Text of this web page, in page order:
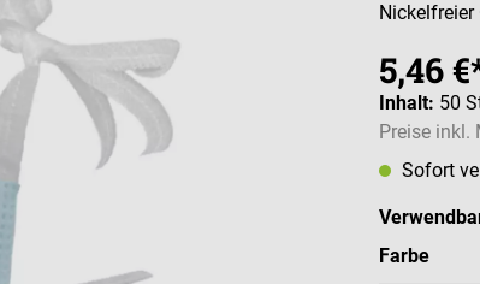
5,46
Inhalt: 50
Preise inkl.
Sofort
Farbe